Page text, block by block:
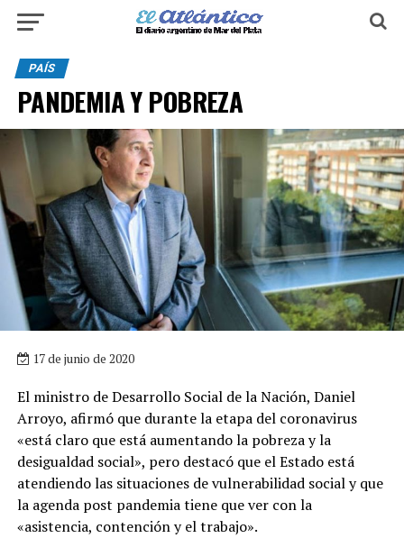
PAÍS
PANDEMIA Y POBREZA
17 de junio de 2020
El ministro de Desarrollo Social de la Nación, Daniel
Arroyo, afirmó que durante la etapa del coronavirus
«está claro que está aumentando la pobreza y la
desigualdad social», pero destacó que el Estado está
atendiendo las situaciones de vulnerabilidad social y que
la agenda post pandemia tiene que ver con la
«asistencia, contención y el trabajo».